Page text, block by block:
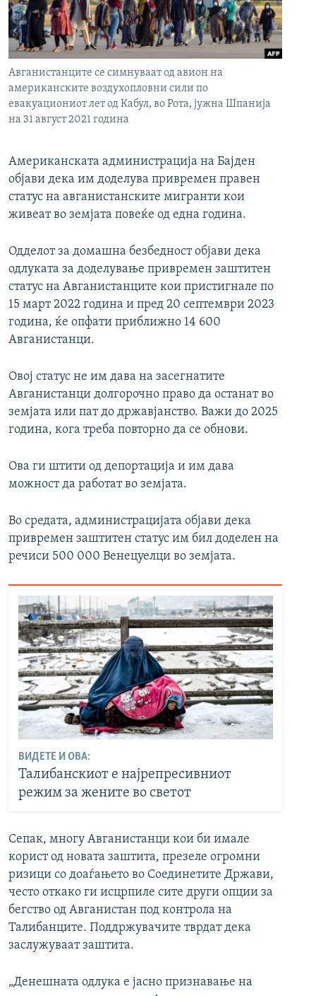
РСЕ веб страници
Авганистанците се симнуваат од авион на
американските воздухопловни сили по
евакуациониот лет од Кабул, во Рота, јужна Шпанија
на 31 август 2021 година
Американската администрација на Бајден
објави дека им доделува привремен правен
статус на авганистанските мигранти кои
живеат во земјата повеќе од една година.
Одделот за домашна безбедност објави дека
одлуката за доделување привремен заштитен
статус на Авганистанците кои пристигнале по
15 март 2022 година и пред 20 септември 2023
година, ќе опфати приближно 14 600
Авганистанци.
Овој статус не им дава на засегнатите
Авганистанци долгорочно право да останат во
земјата или пат до државјанство. Важи до 2025
година, кога треба повторно да се обнови.
Ова ги штити од депортација и им дава
можност да работат во земјата.
Во средата, администрацијата објави дека
привремен заштитен статус им бил доделен на
речиси 500 000 Венецуелци во земјата.
ВИДЕТЕ И ОВА:
Талибанскиот е најрепресивниот
режим за жените во светот
Сепак, многу Авганистанци кои би имале
корист од новата заштита, презеле огромни
ризици со доаѓањето во Соединетите Држави,
често откако ги исцрпиле сите други опции за
бегство од Авганистан под контрола на
Талибанците. Поддржувачите тврдат дека
заслужуваат заштита.
„Денешната одлука е јасно признавање на